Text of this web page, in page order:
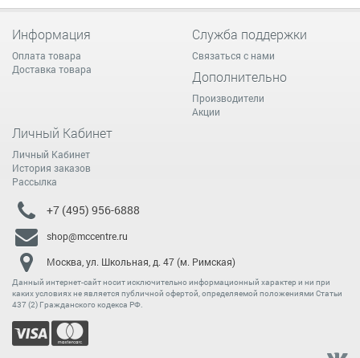
Информация
Оплата товара
Доставка товара
Служба поддержки
Связаться с нами
Дополнительно
Производители
Акции
Личный Кабинет
Личный Кабинет
История заказов
Рассылка
+7 (495) 956-6888
shop@mccentre.ru
Москва, ул. Школьная, д. 47 (м. Римская)
Данный интернет-сайт носит исключительно информационный характер и ни при
каких условиях не является публичной офертой, определяемой положениями Статьи
437 (2) Гражданского кодекса РФ.